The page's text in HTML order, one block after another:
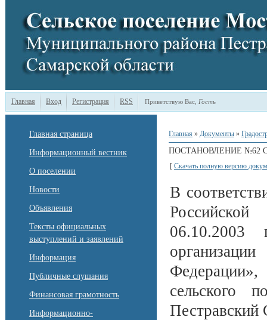
Главная Вход Регистрация RSS Приветствую Вас Гость
Главная страница
Информационный вестник
О поселении
Новости
Объявления
Тексты официальных
выступлений и заявлений
Информация
Публичные слушания
Финансовая грамотность
Информационно-
Главная » Документы »
ПОСТАНОВЛЕНИЕ №62
[ Скачать полную версию
В
сельского
Пестравский